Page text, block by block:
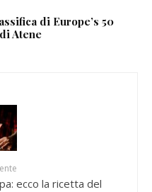
di Europe’s 50
Atene
ecco la ricetta del